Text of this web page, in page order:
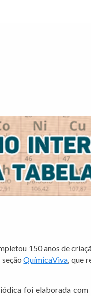
150 anos de
seçãoQuímicaViva, que
foi elaborada